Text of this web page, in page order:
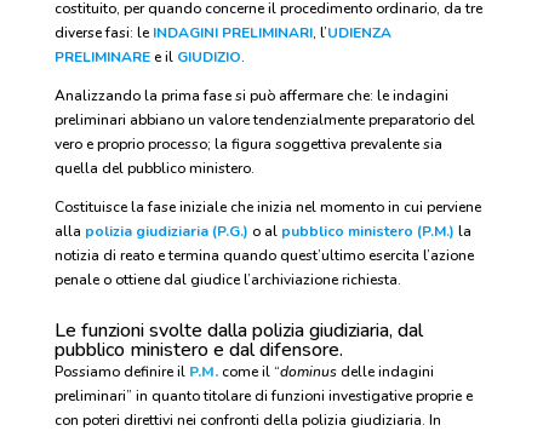
costituito, per quando concerne il procedimento ordinario, da tre
diverse fasi: leINDAGINI PRELIMINARI, l’UDIENZA
PRELIMINAREe il GIUDIZIO.
Analizzando la prima fase si può affermare che: le indagini
preliminari abbiano un valore tendenzialmente preparatorio del
vero e proprio processo; la figura soggettiva prevalente sia
quella del pubblico ministero.
Costituisce la fase iniziale che inizia nel momento in cui perviene
alla polizia giudiziaria (P.G.) o al pubblico ministero (P.M.) la
notizia di reato e termina quando quest’ultimo esercita l’azione
penale o ottiene dal giudice l’archiviazione richiesta.
Le funzioni svolte dalla polizia giudiziaria, dal
pubblico ministero e dal difensore.
Possiamo definire ilP.M.come il “dominusdelle indagini
preliminari” in quanto titolare di funzioni investigative proprie e
con poteri direttivi nei confronti della polizia giudiziaria. In